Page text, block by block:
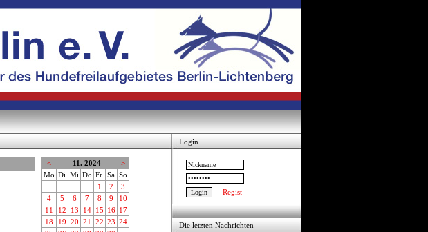
< 11. 2024
>
Mo Di Mi Do Fr Sa So
1
2
3
4
5 6 7 8 9
10
11
12 13 14 15 16 17
18
19 20 21 22 23 24
Login
Regist
Die letzten Nachrichten